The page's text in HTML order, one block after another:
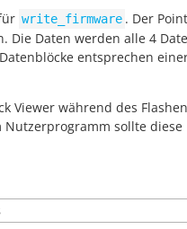
write_firmware . Der
Die Daten werden alle 4
entsprechen
Viewer während des
sollte diese